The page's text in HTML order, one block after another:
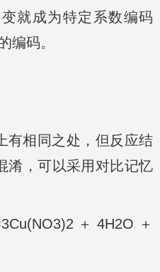
就成为特定系数编码
编码。
有相同之处，但反应结
淆，可以采用对比记忆
＋4H2O＋